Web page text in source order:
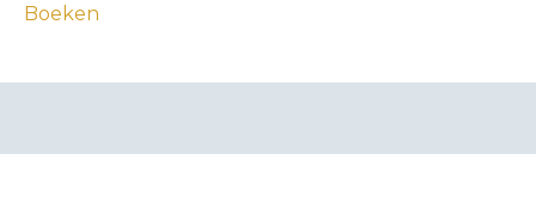
Boeken